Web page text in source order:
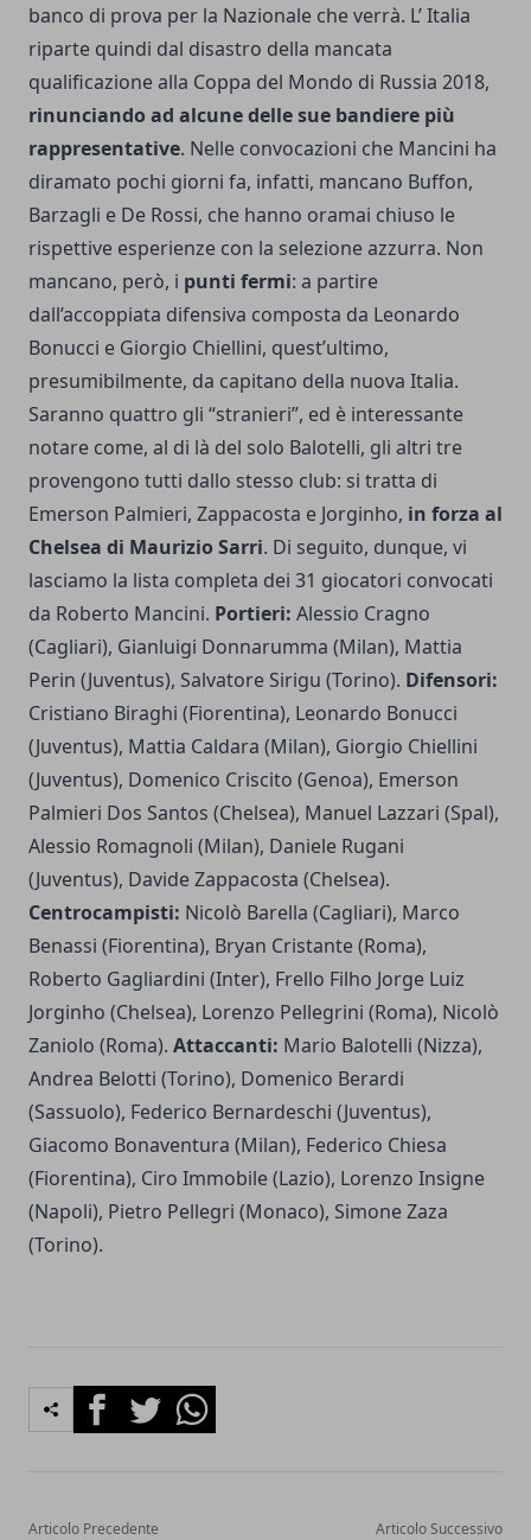
banco di prova per la Nazionale che verrà. L’ Italia
riparte quindi dal disastro della mancata
qualificazione alla Coppa del Mondo di Russia 2018,
rinunciando ad alcune delle sue bandiere più
rappresentative. Nelle convocazioni che Mancini ha
diramato pochi giorni fa, infatti, mancano Buffon,
Barzagli e De Rossi, che hanno oramai chiuso le
rispettive esperienze con la selezione azzurra. Non
mancano, però, i punti fermi: a partire
dall’accoppiata difensiva composta da Leonardo
Bonucci e Giorgio Chiellini, quest’ultimo,
presumibilmente, da capitano della nuova Italia.
Saranno quattro gli “stranieri”, ed è interessante
notare come, al di là del solo Balotelli, gli altri tre
provengono tutti dallo stesso club: si tratta di
Emerson Palmieri, Zappacosta e Jorginho, in forza al
Chelsea di Maurizio Sarri. Di seguito, dunque, vi
lasciamo la lista completa dei 31 giocatori convocati
da Roberto Mancini. Portieri: Alessio Cragno
(Cagliari), Gianluigi Donnarumma (Milan), Mattia
Perin (Juventus), Salvatore Sirigu (Torino). Difensori:
Cristiano Biraghi (Fiorentina), Leonardo Bonucci
(Juventus), Mattia Caldara (Milan), Giorgio Chiellini
(Juventus), Domenico Criscito (Genoa), Emerson
Palmieri Dos Santos (Chelsea), Manuel Lazzari (Spal),
Alessio Romagnoli (Milan), Daniele Rugani
(Juventus), Davide Zappacosta (Chelsea).
Centrocampisti: Nicolò Barella (Cagliari), Marco
Benassi (Fiorentina), Bryan Cristante (Roma),
Roberto Gagliardini (Inter), Frello Filho Jorge Luiz
Jorginho (Chelsea), Lorenzo Pellegrini (Roma), Nicolò
Zaniolo (Roma). Attaccanti: Mario Balotelli (Nizza),
Andrea Belotti (Torino), Domenico Berardi
(Sassuolo), Federico Bernardeschi (Juventus),
Giacomo Bonaventura (Milan), Federico Chiesa
(Fiorentina), Ciro Immobile (Lazio), Lorenzo Insigne
(Napoli), Pietro Pellegri (Monaco), Simone Zaza
(Torino).
FacebookTwitterWhatsapp
Articolo Precedente Articolo Successivo